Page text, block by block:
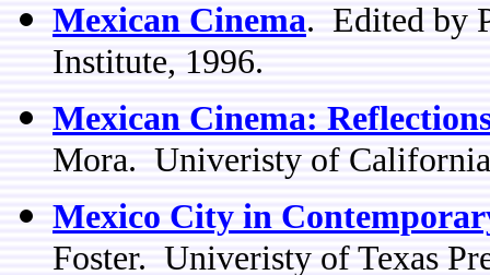
Mexican Cinema. Edited by
Institute, 1996.
Mexican Cinema:
Mora. Univeristy of California
Mexico City in
Foster. Univeristy of Texas